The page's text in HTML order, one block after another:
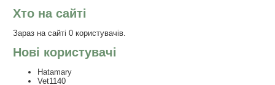
Хто на сайті
Зараз на сайті 0 користувачів.
Нові користувачі
Hatamary
Vet1140